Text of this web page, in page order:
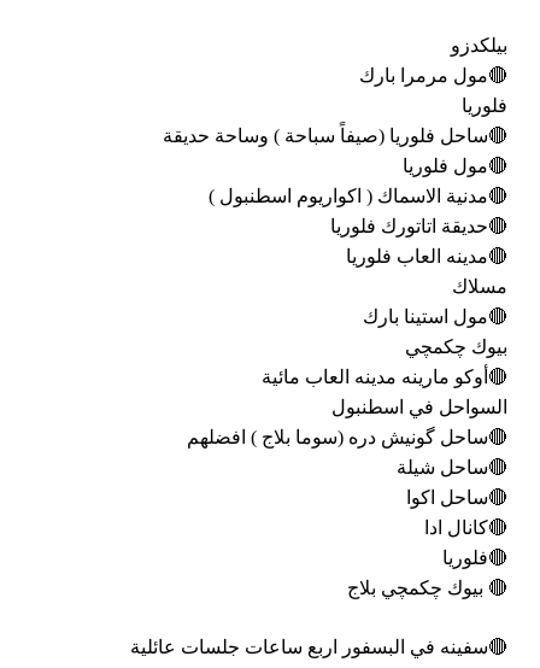
بيلكدزو
🔴مول مرمرا بارك
فلوريا
🔴ساحل فلوريا (صيفاً سباحة ) وساحة حديقة
🔴مول فلوريا
🔴مدنية الاسماك ( اكواريوم اسطنبول )
🔴حديقة اتاتورك فلوريا
🔴مدينه العاب فلوريا
مسلاك
🔴مول استينا بارك
بيوك چكمچي
🔴أوكو مارينه مدينه العاب مائية
السواحل في اسطنبول
🔴ساحل گونيش دره (سوما بلاج ) افضلهم
🔴ساحل شيلة
🔴ساحل اكوا
🔴كانال ادا
🔴فلوريا
🔴 بيوك چكمچي بلاج
🔴سفينه في البسفور اربع ساعات جلسات عائلية